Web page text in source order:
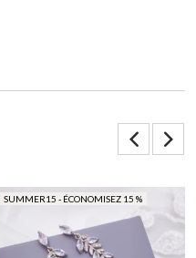
SUMMER15 - ÉCONOMISEZ 15 %